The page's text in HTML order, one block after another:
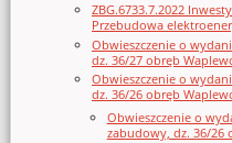
ZBG.6733.7.2022
Przebudowa
Obwieszczenie o
dz. 36/27 obręb
Obwieszczenie o
dz. 36/26 obręb
Obwieszczenie o
zabudowy, dz. 36/26